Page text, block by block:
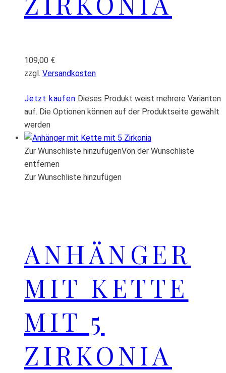
109,00 €
zzgl. Versandkosten
Jetzt kaufen Dieses Produkt weist mehrere Varianten
auf. Die Optionen können auf der Produktseite gewählt
werden
Zur Wunschliste hinzufügenVon der Wunschliste
entfernen
Zur Wunschliste hinzufügen
ANHÄNGER
MIT KETTE
MIT 5
ZIRKONIA